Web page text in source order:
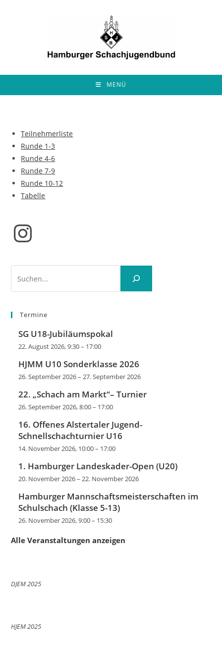
MENÜ
Teilnehmerliste
Runde 1-3
Runde 4-6
Runde 7-9
Runde 10-12
Tabelle
Instagram
Termine
SG U18-Jubiläumspokal
22. August 2026, 9:30– 17:00
HJMM U10 Sonderklasse 2026
26. September 2026–27. September 2026
22. „Schach am Markt“– Turnier
26. September 2026, 8:00– 17:00
16. Offenes Alstertaler Jugend-
Schnellschachturnier U16
14. November 2026, 10:00– 17:00
1. Hamburger Landeskader-Open (U20)
20. November 2026–22. November 2026
Hamburger Mannschaftsmeisterschaften im
Schulschach (Klasse 5-13)
26. November 2026, 9:00– 15:30
Alle Veranstaltungen anzeigen
DJEM 2025
HJEM 2025